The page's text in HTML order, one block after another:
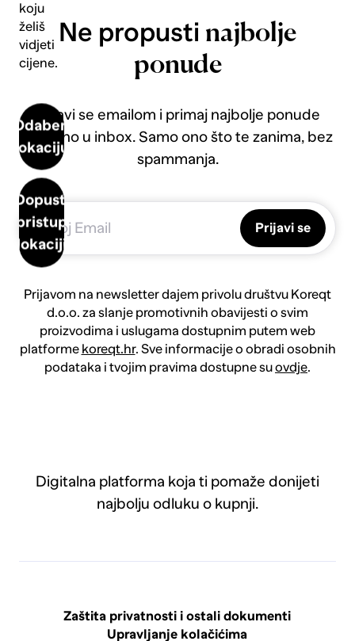
koju
želiš
vidjeti
cijene.
Odaberi
lokaciju
Dopusti
pristup
lokaciji
Ne propusti najbolje
ponude
Prijavi se emailom i primaj najbolje ponude
direktno u inbox. Samo ono što te zanima, bez
spammanja.
Prijavi se
Prijavom na newsletter dajem privolu društvu Koreqt
d.o.o. za slanje promotivnih obavijesti o svim
proizvodima i uslugama dostupnim putem web
platforme koreqt.hr. Sve informacije o obradi osobnih
podataka i tvojim pravima dostupne suovdje.
Digitalna platforma koja ti pomaže donijeti
najbolju odluku o kupnji.
Zaštita privatnosti i ostali dokumenti
Upravljanje kolačićima